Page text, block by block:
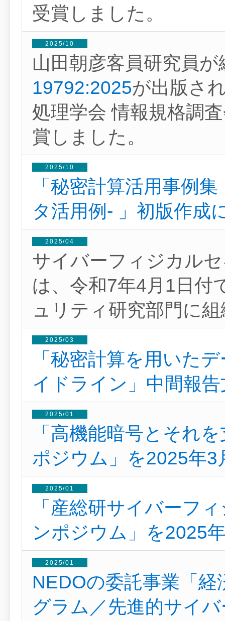
受賞しました。
2025/10
山田朝彦客員研究員
19792:2025が出版さ
処理学会 情報規格調
賞しました。
2025/10
「秘密計算活用事例
タ活用例- 」初版作成
2025/04
サイバーフィジカル
は、令和7年4月1日付
ュリティ研究部門に
2025/03
「秘密計算を用いた
イドライン」中間報
2025/01
「高機能暗号とそれ
ポジウム」を2025年
2025/01
「産総研サイバーフ
ンポジウム」を2025
2025/01
NEDOの委託事業「
グラム／先進的サイ